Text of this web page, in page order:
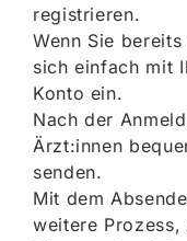
registrieren.
Wenn Sie
sich einfach mit
Konto ein.
Nach der
Ärzt:innen
senden.
Mit dem
weitere